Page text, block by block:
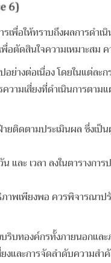
พื่อให้ทราบถึงผลการดำ
พื่อตัดสินใจความเหมาะสม
างต่อเนื่อง โดยในแต่ละ
ามเสี่ยงที่ดำเนินการตาม
ติดตามประเมินผล ซึ่ง
และ เวลา ลงในตารางกา
พเพียงพอ ควรพิจารณา
องค์กรทั้งภายนอกและ
และการจัดลำดับความส